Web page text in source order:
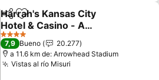
CompartirAgregar a favoritos
Harrah's Kansas City
Hotel & Casino - A
Caesars Rewards
Destination
Ver precios
4 Estrellas
7,9 Bueno
20.277
a 11.6 km de: Arrowhead Stadium
Vistas al río Misuri